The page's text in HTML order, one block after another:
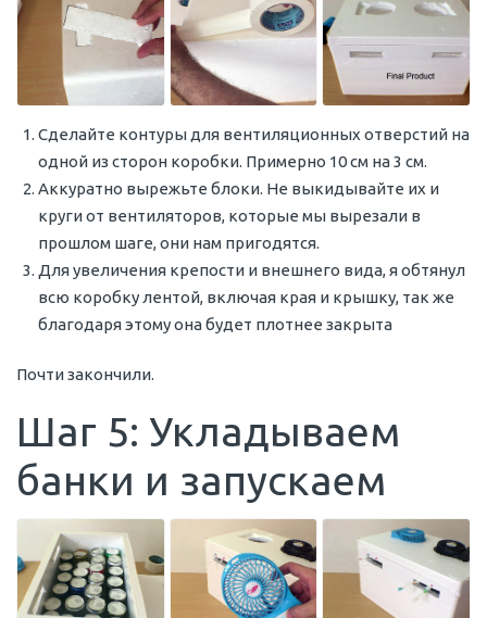
Сделайте контуры для вентиляционных отверстий на
одной из сторон коробки. Примерно 10 см на 3 см.
Аккуратно вырежьте блоки. Не выкидывайте их и
круги от вентиляторов, которые мы вырезали в
прошлом шаге, они нам пригодятся.
Для увеличения крепости и внешнего вида, я обтянул
всю коробку лентой, включая края и крышку, так же
благодаря этому она будет плотнее закрыта
Почти закончили.
Шаг 5: Укладываем
банки и запускаем